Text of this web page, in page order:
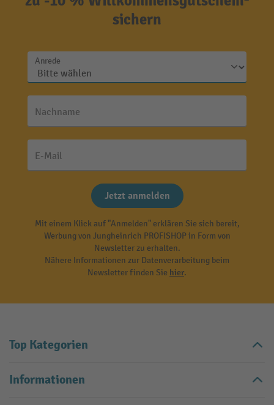
sichern
Anrede
Nachname
E-Mail
Jetzt anmelden
Mit einem Klick auf "Anmelden" erklären Sie sich bereit,
Werbung von Jungheinrich PROFISHOP in Form von
Newsletter zu erhalten.
Nähere Informationen zur Datenverarbeitung beim
Newsletter finden Sie hier.
Top Kategorien
Informationen